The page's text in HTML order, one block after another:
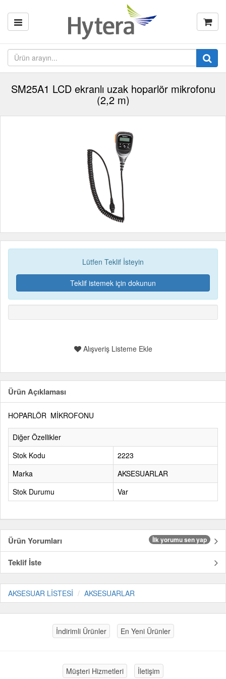
SM25A1 LCD ekranlı uzak hoparlör mikrofonu
(2,2 m)
Lütfen Teklif İsteyin
Teklif istemek için dokunun
Alışveriş Listeme Ekle
Ürün Açıklaması
HOPARLÖR MİKROFONU
Diğer Özellikler
Stok Kodu
2223
Marka
AKSESUARLAR
Stok Durumu
Var
Ürün Yorumları İlk yorumu sen yap
Teklif İste
AKSESUAR LİSTESİ AKSESUARLAR
İndirimli Ürünler En Yeni Ürünler
Müşteri Hizmetleri İletişim